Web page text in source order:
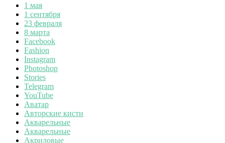
1 мая
1 сентября
23 февраля
8 марта
Facebook
Fashion
Instagram
Photoshop
Stories
Telegram
YouTube
Аватар
Авторские кисти
Акварельные
Акварельные
Акриловые